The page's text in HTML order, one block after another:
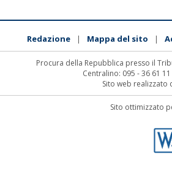
Redazione | Mappa del sito |
Procura della Repubblica presso il
Centralino: 095 - 36 61
Sito web realizzato
Sito ottimizzato